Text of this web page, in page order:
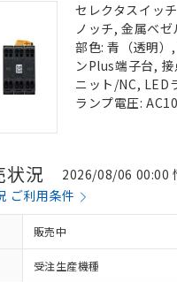
セレクタスイッ
ノッチ, 金属ベ
部色: 青（透明
ンPlus端子台,
ニット/NC, LED
ランプ電圧:
状況
2026/08/06 00:00
ご利用条件
販売中
受注生産機種